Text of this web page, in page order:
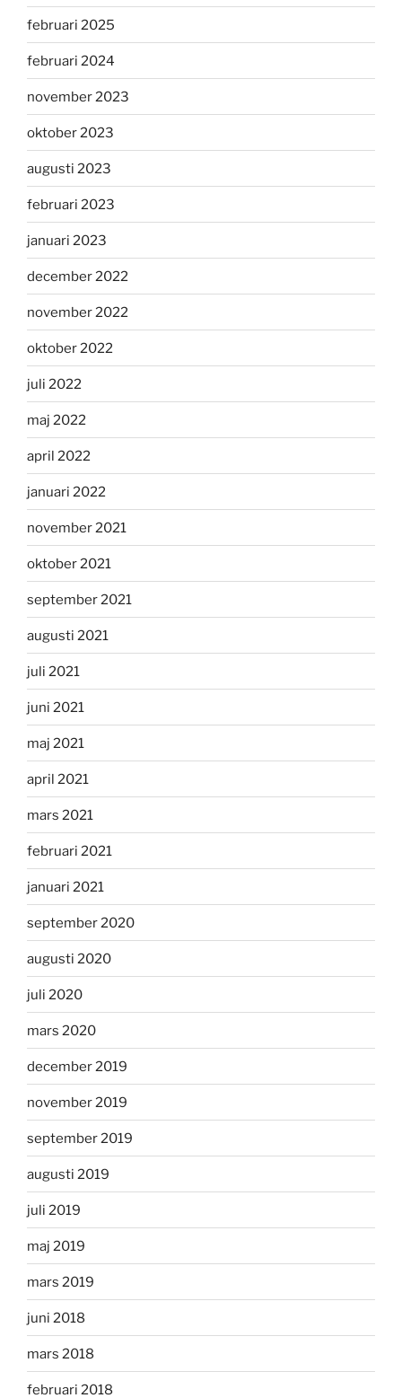
februari 2025
februari 2024
november 2023
oktober 2023
augusti 2023
februari 2023
januari 2023
december 2022
november 2022
oktober 2022
juli 2022
maj 2022
april 2022
januari 2022
november 2021
oktober 2021
september 2021
augusti 2021
juli 2021
juni 2021
maj 2021
april 2021
mars 2021
februari 2021
januari 2021
september 2020
augusti 2020
juli 2020
mars 2020
december 2019
november 2019
september 2019
augusti 2019
juli 2019
maj 2019
mars 2019
juni 2018
mars 2018
februari 2018